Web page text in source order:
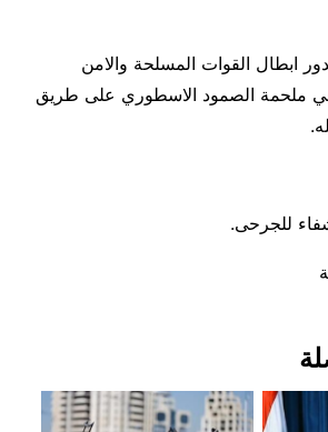
ابطال القوات المسلحة والامن
في ملحمة الصمود الاسطوري على طريق
للجرحى.